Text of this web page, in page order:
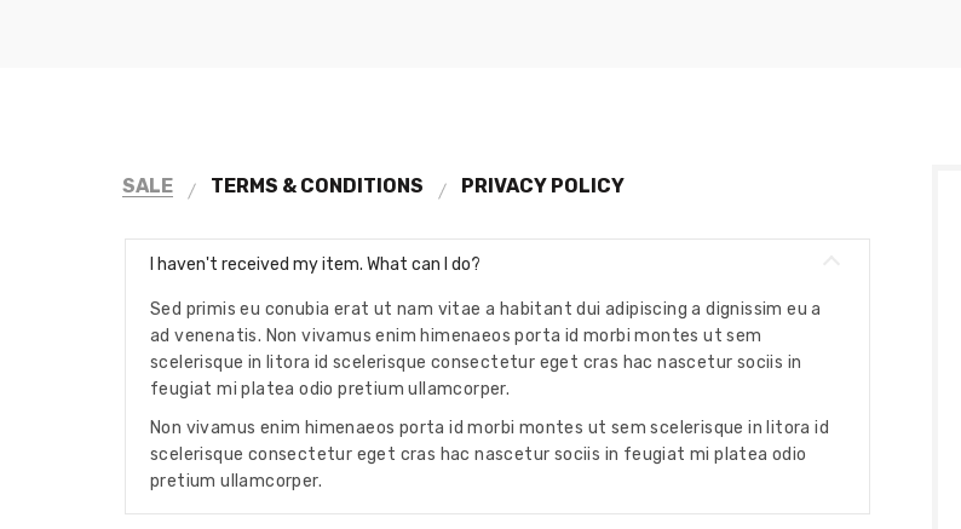
SALE TERMS & CONDITIONS PRIVACY POLICY
I haven't received my item. What can I do?
Sed primis eu conubia erat ut nam vitae a habitant dui adipiscing a dignissim eu a
ad venenatis. Non vivamus enim himenaeos porta id morbi montes ut sem
scelerisque in litora id scelerisque consectetur eget cras hac nascetur sociis in
feugiat mi platea odio pretium ullamcorper.
Non vivamus enim himenaeos porta id morbi montes ut sem scelerisque in litora id
scelerisque consectetur eget cras hac nascetur sociis in feugiat mi platea odio
pretium ullamcorper.